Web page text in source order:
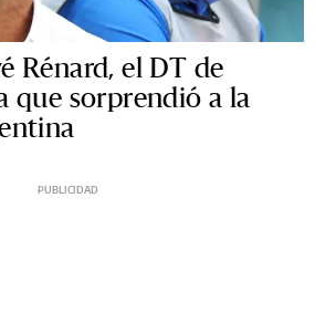
Rénard, el DT de
que sorprendió a la